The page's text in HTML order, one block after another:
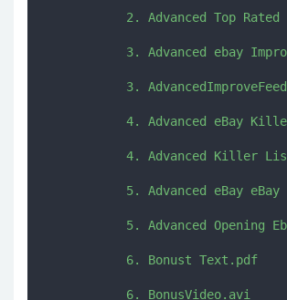
2. Advanced Top Rated
3. Advanced ebay
3.
4. Advanced eBay
4. Advanced Killer
5. Advanced eBay eBay
5. Advanced Opening
           6. Bonust Text.pdf